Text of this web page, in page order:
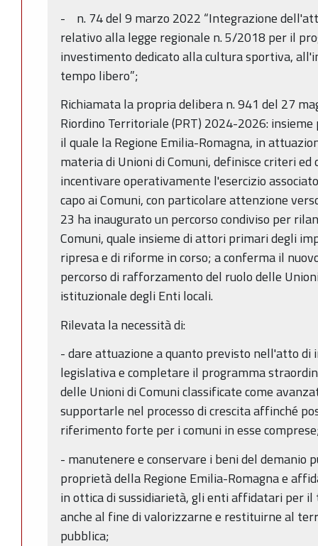
- n. 74 del 9 marzo 2022 “Integrazione
relativo alla legge regionale n. 5/2018 per il
investimento dedicato alla cultura sportiva,
tempo libero”;
Richiamata la propria delibera n. 941 del 27
Riordino Territoriale (PRT) 2024-2026:
il quale la Regione Emilia-Romagna, in
materia di Unioni di Comuni, definisce criteri
incentivare operativamente l'esercizio
capo ai Comuni, con particolare attenzione
23 ha inaugurato un percorso condiviso per
Comuni, quale insieme di attori primari degli
ripresa e di riforme in corso; a conferma il
percorso di rafforzamento del ruolo delle
istituzionale degli Enti locali.
Rilevata la necessità di:
- dare attuazione a quanto previsto nell'atto di
legislativa e completare il programma
delle Unioni di Comuni classificate come
supportarle nel processo di crescita affinché
riferimento forte per i comuni in esse
- manutenere e conservare i beni del demanio
proprietà della Regione Emilia-Romagna e
in ottica di sussidiarietà, gli enti affidatari per
anche al fine di valorizzarne e restituirne al
pubblica;